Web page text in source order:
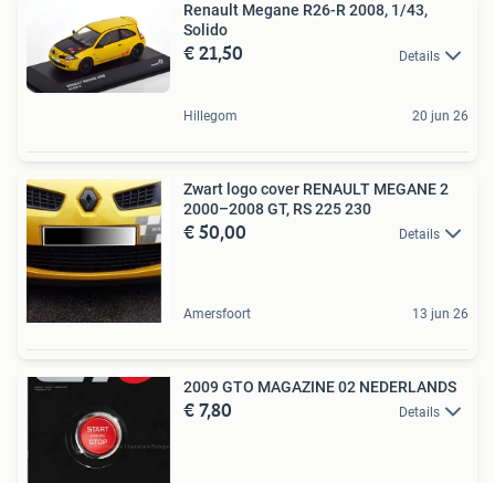
Renault Megane R26-R 2008, 1/43,
Solido
€ 21,50 Details
Hillegom 20 jun 26
Zwart logo cover RENAULT MEGANE 2
2000–2008 GT, RS 225 230
€ 50,00 Details
Amersfoort 13 jun 26
2009 GTO MAGAZINE 02 NEDERLANDS
€ 7,80 Details